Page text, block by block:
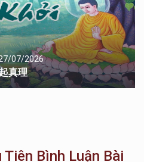
07/2026
真理
Bình Luận Bài